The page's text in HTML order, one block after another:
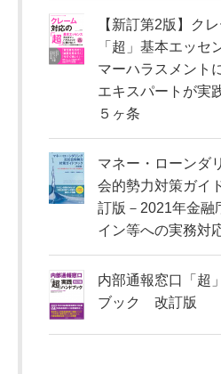
【新訂第2版】ク
「超」基本エッセ
マーハラスメント
エキスパートが実
５ヶ条
マネー・ローンダ
会的勢力対策ガイ
訂版－2021年金融
イン等への実務対
内部通報窓口「超
ブック 改訂版